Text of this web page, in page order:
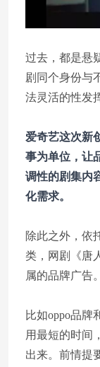
过去，都是悬
剧同个身份与
法灵活的性发
爱奇艺这次新
事为单位，让
调性的剧集内
化需求。
除此之外，依
类，网剧《唐
属的品牌广告。
比如oppo品牌
用最短的时间
出来。前情提